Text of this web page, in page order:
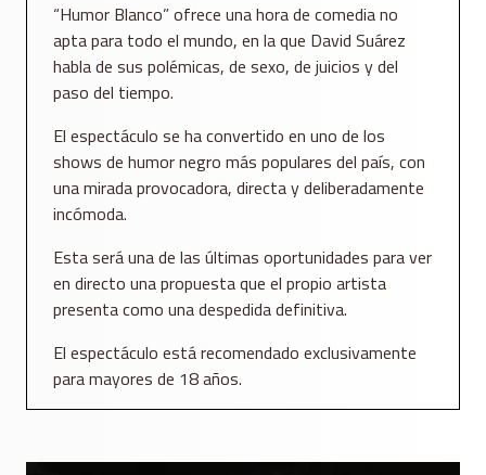
“Humor Blanco” ofrece una hora de comedia no
apta para todo el mundo, en la que David Suárez
habla de sus polémicas, de sexo, de juicios y del
paso del tiempo.
El espectáculo se ha convertido en uno de los
shows de humor negro más populares del país, con
una mirada provocadora, directa y deliberadamente
incómoda.
Esta será una de las últimas oportunidades para ver
en directo una propuesta que el propio artista
presenta como una despedida definitiva.
El espectáculo está recomendado exclusivamente
para mayores de 18 años.